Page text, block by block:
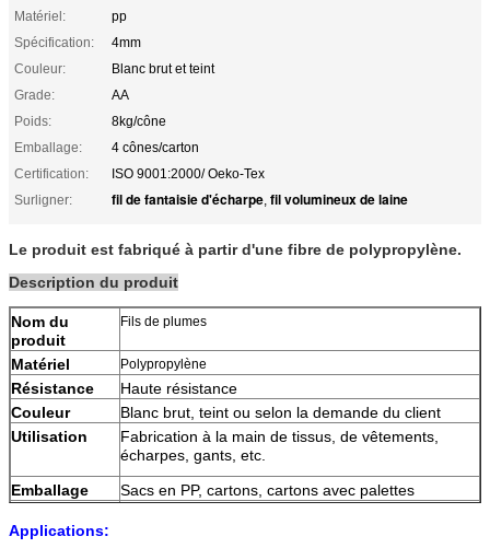
Matériel:
pp
Spécification:
4mm
Couleur:
Blanc brut et teint
Grade:
AA
Poids:
8kg/cône
Emballage:
4 cônes/carton
Certification:
ISO 9001:2000/ Oeko-Tex
Surligner:
fil de fantaisie d'écharpe, fil volumineux de laine
Le produit est fabriqué à partir d'une fibre de polypropylène.
Description du produit
Nom du
produit
Fils de plumes
Matériel Polypropylène
Résistance
Haute résistance
Couleur
Blanc brut, teint ou selon la demande du client
Utilisation
Fabrication à la main de tissus, de vêtements,
écharpes, gants, etc.
Emballage
Sacs en PP, cartons, cartons avec palettes
Délai de
Applications: